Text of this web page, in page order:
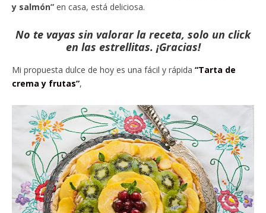
y salmón” en casa, está deliciosa.
No te vayas sin valorar la receta, solo un click
en las estrellitas. ¡Gracias!
Mi propuesta dulce de hoy es una fácil y rápida “Tarta de
crema y frutas”,